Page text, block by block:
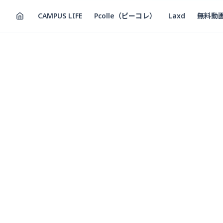
CAMPUS LIFE Pcolle（ピーコレ） Laxd 無料動